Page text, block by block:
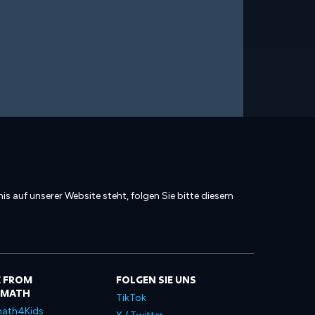
auf unserer Website steht, folgen Sie bitte diesem
FROM
FOLGEN SIE UNS
TikTok